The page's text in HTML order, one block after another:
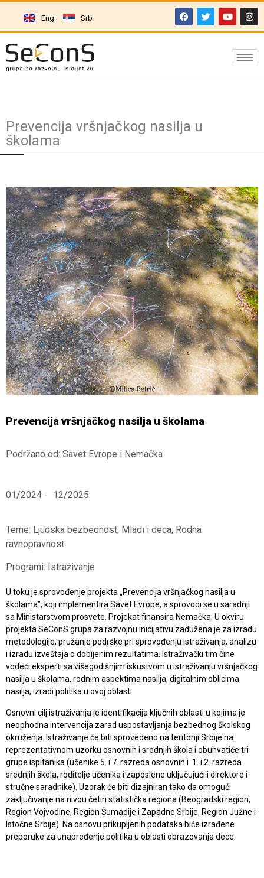
Eng Srb
Prevencija vršnjačkog nasilja u
školama
Prevencija vršnjačkog nasilja u školama
Podržano od: Savet Evrope i Nemačka
01/2024 - 12/2025
Teme: Ljudska bezbednost, Mladi i deca, Rodna
ravnopravnost
Programi: Istraživanje
U toku je sprovođenje projekta „Prevencija vršnjačkog nasilja u
školama”, koji implementira Savet Evrope, a sprovodi se u saradnji
sa Ministarstvom prosvete. Projekat finansira Nemačka. U okviru
projekta SeConS grupa za razvojnu inicijativu zadužena je za izradu
metodologije, pružanje podrške pri sprovođenju istraživanja, analizu
i izradu izveštaja o dobijenim rezultatima. Istraživački tim čine
vodeći eksperti sa višegodišnjim iskustvom u istraživanju vršnjačkog
nasilja u školama, rodnim aspektima nasilja, digitalnim oblicima
nasilja, izradi politika u ovoj oblasti
Osnovni cilj istraživanja je identifikacija ključnih oblasti u kojima je
neophodna intervencija zarad uspostavljanja bezbednog školskog
okruženja. Istraživanje će biti sprovedeno na teritoriji Srbije na
reprezentativnom uzorku osnovnih i srednjih škola i obuhvatiće tri
grupe ispitanika (učenike 5. i 7. razreda osnovnih i 1. i 2. razreda
srednjih škola, roditelje učenika i zaposlene uključujući i direktore i
stručne saradnike). Uzorak će biti dizajniran tako da omogući
zaključivanje na nivou četiri statistička regiona (Beogradski region,
Region Vojvodine, Region Šumadije i Zapadne Srbije, Region Južne i
Istočne Srbije). Na osnovu prikupljenih podataka biće izrađene
preporuke za unapređenje politika u oblasti obrazovanja dece.